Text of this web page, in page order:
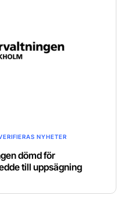
NYHETER
dömd för
till uppsägning